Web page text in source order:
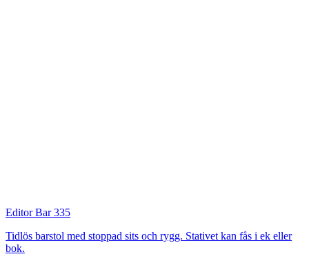
Editor Bar 335
Tidlös barstol med stoppad sits och rygg. Stativet kan fås i ek eller
bok.